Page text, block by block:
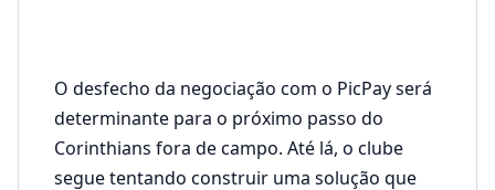
O desfecho da negociação com o PicPay será
determinante para o próximo passo do
Corinthians fora de campo. Até lá, o clube
segue tentando construir uma solução que